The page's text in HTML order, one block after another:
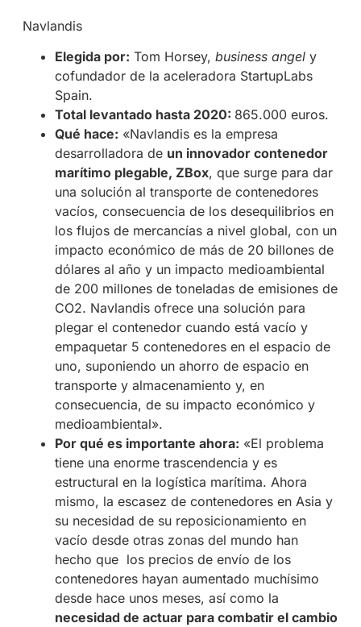
Navlandis
Elegida por: Tom Horsey, business angely
cofundador de la aceleradora StartupLabs
Spain.
Total levantado hasta 2020: 865.000 euros.
Qué hace: «Navlandis es la empresa
desarrolladora de un innovador contenedor
marítimo plegable, ZBox, que surge para dar
una solución al transporte de contenedores
vacíos, consecuencia de los desequilibrios en
los flujos de mercancías a nivel global, con un
impacto económico de más de 20 billones de
dólares al año y un impacto medioambiental
de 200 millones de toneladas de emisiones de
CO2. Navlandis ofrece una solución para
plegar el contenedor cuando está vacío y
empaquetar 5 contenedores en el espacio de
uno, suponiendo un ahorro de espacio en
transporte y almacenamiento y, en
consecuencia, de su impacto económico y
medioambiental».
Por qué es importante ahora: «El problema
tiene una enorme trascendencia y es
estructural en la logística marítima. Ahora
mismo, la escasez de contenedores en Asia y
su necesidad de su reposicionamiento en
vacío desde otras zonas del mundo han
hecho que los precios de envío de los
contenedores hayan aumentado muchísimo
desde hace unos meses, así como la
necesidad de actuar para combatir el cambio